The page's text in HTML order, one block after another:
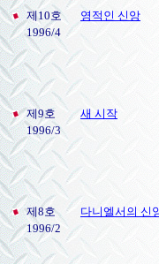
제10호
1996/4
영적인 신앙
제9호
1996/3
새 시작
제8호
1996/2
다니엘서의 신